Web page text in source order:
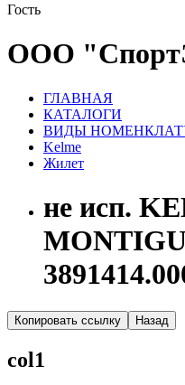
Гость
ООО
ГЛАВНАЯ
КАТАЛОГИ
ВИДЫ
Kelme
Жилет
не исп.
Копировать ссылку Назад
col1